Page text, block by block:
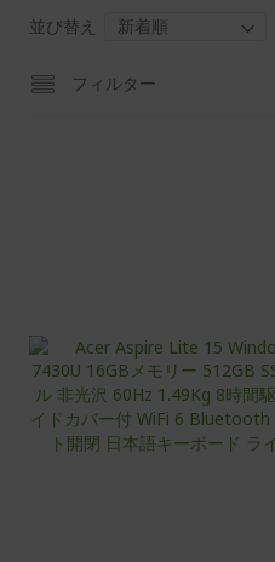
並び替え
フィルター